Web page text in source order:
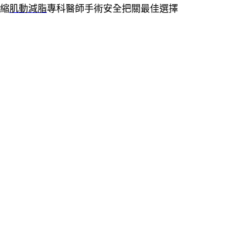
肌動減脂專科醫師手術安全把關最佳選擇